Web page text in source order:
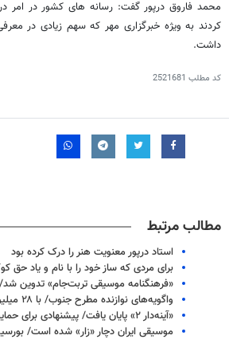
محمد فاروق درپور گفت: رسانه های کشور در امر
کردند به ویژه خبرگزاری مهر که سهم زیادی در
داشت.
کد مطلب 2521681
مطالب مرتبط
استاد درپور معنویت هنر را درک کرده بود
برای مردی که ساز خود را با نام و یاد حق
«فرهنگنامه موسیقی تربت‌جام» تدوین شد/
واگویه‌های نوازنده مطرح جنوب/ با ۲۸ میلیون کجا خانه بخرم
«آینه‌دار ۲» پایان یافت/ پیشنهادی برای حمایت از موسیقی نواحی
موسیقی ایران دچار «زار» شده است/